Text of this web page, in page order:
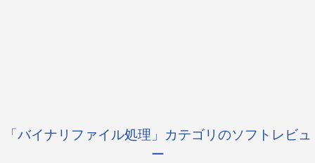
「バイナリファイル処理」カテゴリのソフトレビュ
ー